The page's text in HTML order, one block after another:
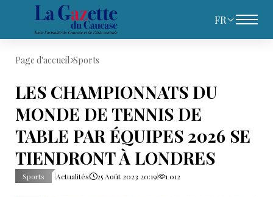
FR
Page d'accueil Sports
LES CHAMPIONNATS DU
MONDE DE TENNIS DE
TABLE PAR ÉQUIPES 2026 SE
TIENDRONT À LONDRES
Sports Actualités 25 Août 2023 20:19 1 012